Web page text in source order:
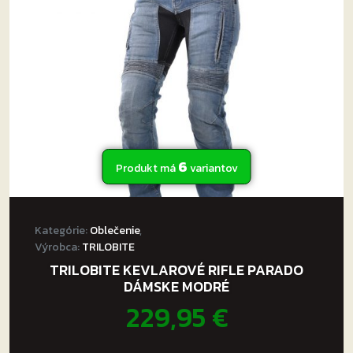
Produkt má6variantov
Kategórie:Oblečenie,
Výrobca:TRILOBITE
TRILOBITE KEVLAROVÉ RIFLE PARADO
DÁMSKE MODRÉ
229,95€